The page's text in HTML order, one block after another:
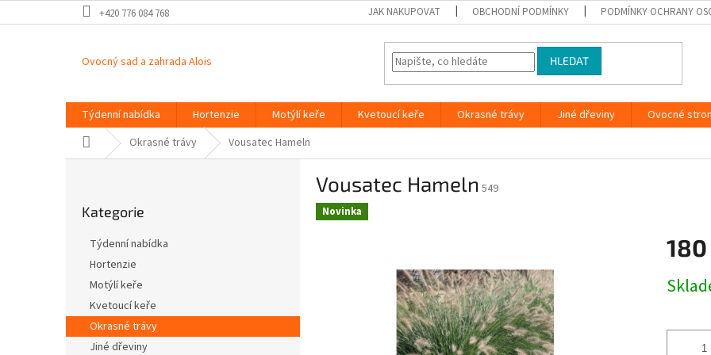
na
+420 776 084 768 JAK NAKUPOVAT OBCHODNÍ PODMÍNKY PODMÍNKY OCHRANY
Ovocný sad a zahrada Alois HLEDAT
Týdenní nabídka Hortenzie Motýlí keře Kvetoucí keře Okrasné trávy Jiné dřeviny Ovocné
Domů Okrasné trávy Vousatec Hameln
a
kategorie
Kategorie
Týdenní nabídka
Hortenzie
Motýlí keře
Kvetoucí keře
Okrasné trávy
Jiné dřeviny
Vousatec Hameln 549
Novinka
180
cena: